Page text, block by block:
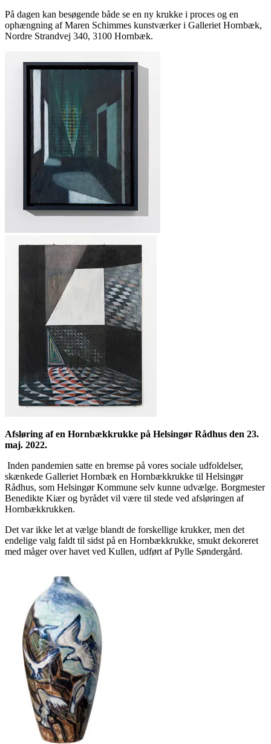
På dagen kan besøgende både se en ny krukke i proces og en
ophængning af Maren Schimmes kunstværker i Galleriet Hornbæk,
Nordre Strandvej 340, 3100 Hornbæk.
Afsløring af en Hornbækkrukke på Helsingør Rådhus den 23.
maj. 2022.
Inden pandemien satte en bremse på vores sociale udfoldelser,
skænkede Galleriet Hornbæk en Hornbækkrukke til Helsingør
Rådhus, som Helsingør Kommune selv kunne udvælge. Borgmester
Benedikte Kiær og byrådet vil være til stede ved afsløringen af
Hornbækkrukken.
Det var ikke let at vælge blandt de forskellige krukker, men det
endelige valg faldt til sidst på en Hornbækkrukke, smukt dekoreret
med måger over havet ved Kullen, udført af Pylle Søndergård.